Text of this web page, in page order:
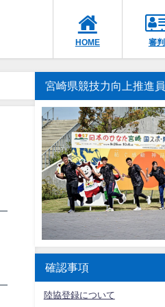
HOME 審判
宮崎県競技力向上推進員
確認事項
陸協登録について